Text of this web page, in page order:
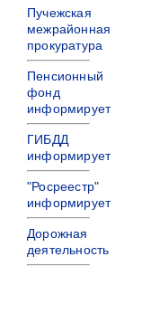
Пучежская
межрайонная
прокуратура
Пенсионный
фонд
информирует
ГИБДД
информирует
"Росреестр"
информирует
Дорожная
деятельность